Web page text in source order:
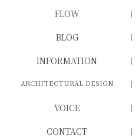
FLOW
BLOG
INFORMATION
ARCHITECTURAL DESIGN
VOICE
CONTACT